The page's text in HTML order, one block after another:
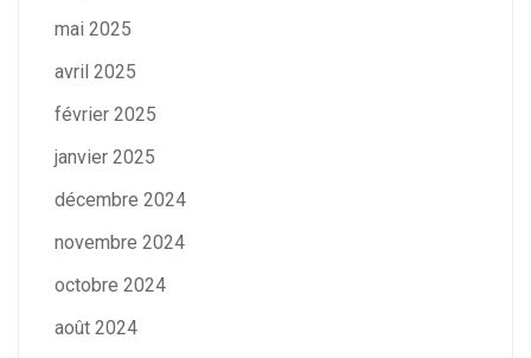
mai 2025
avril 2025
février 2025
janvier 2025
décembre 2024
novembre 2024
octobre 2024
août 2024